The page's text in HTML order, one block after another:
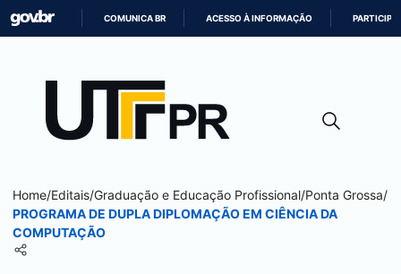
CONTEÚDO
COMUNICA BR ACESSO À INFORMAÇÃO PARTICIPE
Home/Editais/Graduação e Educação Profissional/Ponta Grossa/
PROGRAMA DE DUPLA DIPLOMAÇÃO EM CIÊNCIA DA
COMPUTAÇÃO